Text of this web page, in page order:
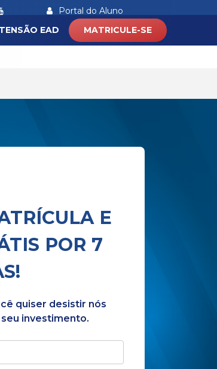
Portal do Aluno
- 9682
EAD MATRICULE-SE
E
POR 7
quiser desistir nós
investimento.